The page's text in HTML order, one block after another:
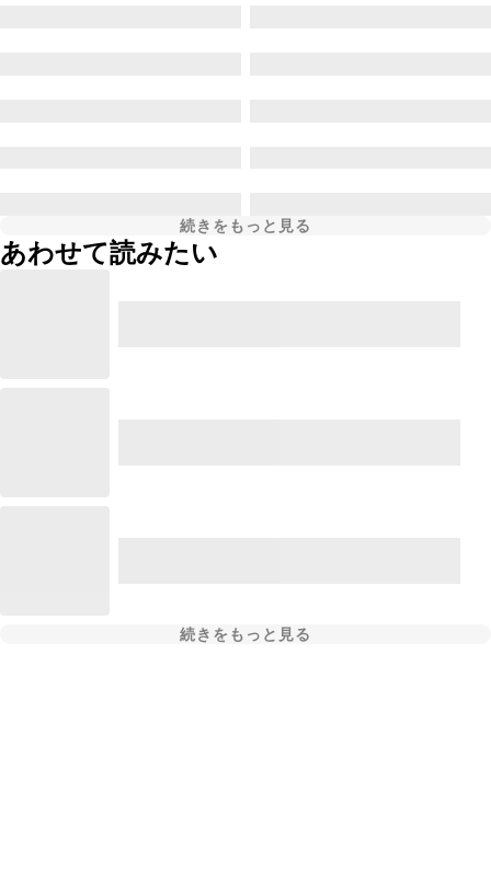
続きをもっと見る
あわせて読みたい
続きをもっと見る